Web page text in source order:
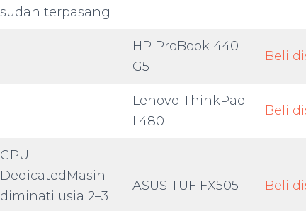
sudah terpasang
HP ProBook 440
G5
Beli
Lenovo ThinkPad
L480
Beli
GPU
DedicatedMasih
diminati usia 2–3
ASUS TUF FX505 Beli